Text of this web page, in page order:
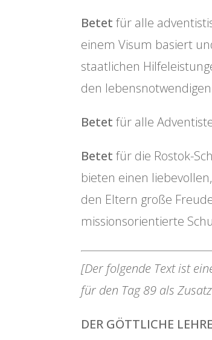
Betetfür alle
einem Visum basiert
staatlichen
den
Betetfür alle
Betetfür die Rostok-
bieten einen
den Eltern große
missionsorientierte
[Der folgende Text ist
für den Tag 89 als
DER GÖTTLICHE